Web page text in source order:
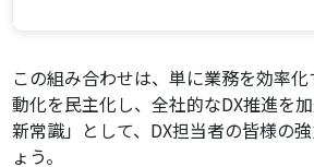
この組み合わせは、単に業務を効率
動化を民主化し、全社的なDX推進を
新常識」として、DX担当者の皆様の
ょう。